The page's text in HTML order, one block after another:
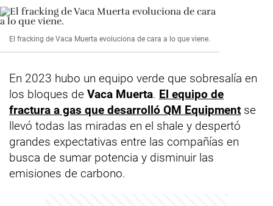
El fracking de Vaca Muerta evoluciona de cara a lo que viene.
En 2023 hubo un equipo verde que sobresalía en
los bloques de Vaca Muerta. El equipo de
fractura a gas que desarrolló QM Equipment se
llevó todas las miradas en el shale y despertó
grandes expectativas entre las compañías en
busca de sumar potencia y disminuir las
emisiones de carbono.